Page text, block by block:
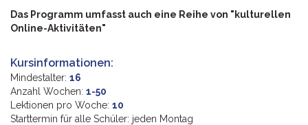
Das Programm umfasst auch eine Reihe von "kulturellen
Online-Aktivitäten"
Kursinformationen:
Mindestalter: 16
Anzahl Wochen: 1-50
Lektionen pro Woche: 10
Starttermin für alle Schüler: jeden Montag